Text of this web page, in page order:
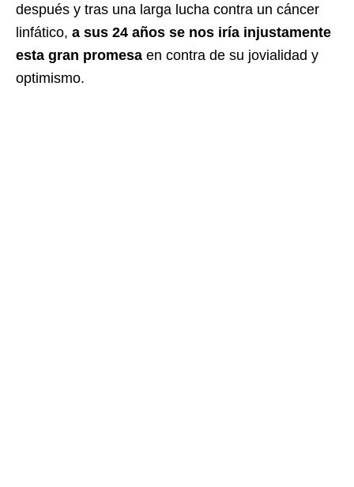
después y tras una larga lucha contra un cáncer
linfático, a sus 24 años se nos iría injustamente
esta gran promesa en contra de su jovialidad y
optimismo.